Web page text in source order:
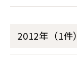
2012年（1件）